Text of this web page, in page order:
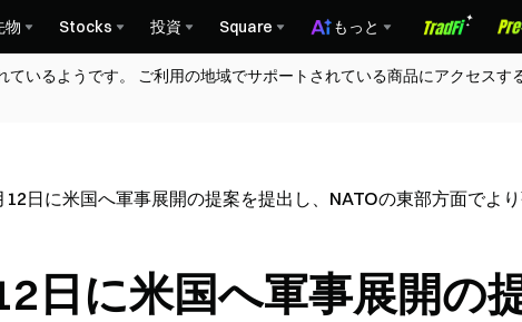
物 Stocks 投資 Square もっと
いるようです。 ご利用の地域でサポートされている商品にアクセスす
日に米国へ軍事展開の提案を提出し、NATOの東部方面でよ
日に米国へ軍事展開の